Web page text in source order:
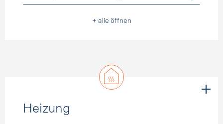
+ alle öffnen
Heizung